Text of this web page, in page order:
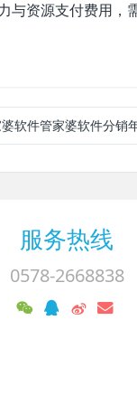
与资源支付费用，
件管家婆软件分销年结存攻
服务热线
0578-2668838